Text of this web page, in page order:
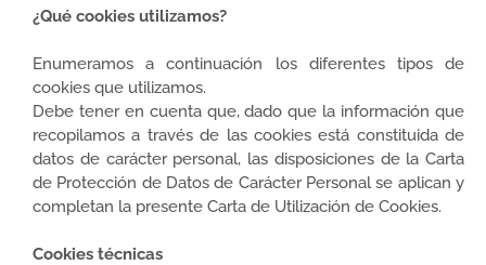
¿Qué cookies utilizamos?
Enumeramos a continuación los diferentes tipos de
cookies que utilizamos.
Debe tener en cuenta que, dado que la información que
recopilamos a través de las cookies está constituida de
datos de carácter personal, las disposiciones de la Carta
de Protección de Datos de Carácter Personal se aplican y
completan la presente Carta de Utilización de Cookies.
Cookies técnicas